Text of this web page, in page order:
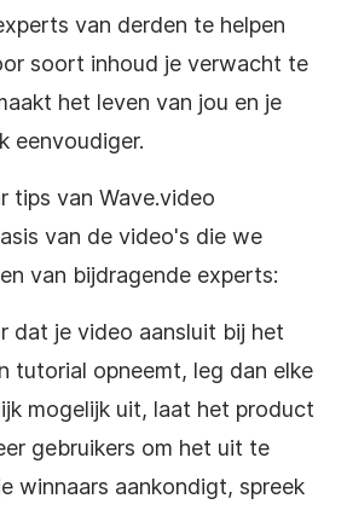
van derden te helpen
soort inhoud je verwacht te
het leven van jou en je
eenvoudiger.
tips van Wave.video
van de video's die we
van bijdragende experts:
dat je video aansluit bij het
tutorial opneemt, leg dan elke
mogelijk uit, laat het product
gebruikers om het uit te
winnaars aankondigt, spreek